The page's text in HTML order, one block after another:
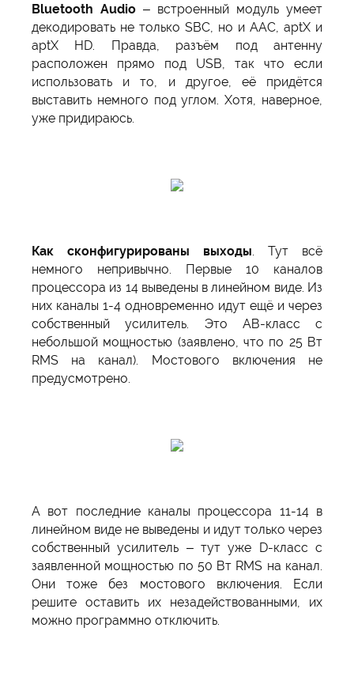
Bluetooth Audio – встроенный модуль умеет
декодировать не только SBC, но и AAC, aptX и
aptX HD. Правда, разъём под антенну
расположен прямо под USB, так что если
использовать и то, и другое, её придётся
выставить немного под углом. Хотя, наверное,
уже придираюсь.
Как сконфигурированы выходы . Тут всё
немного непривычно. Первые 10 каналов
процессора из 14 выведены в линейном виде. Из
них каналы 1-4 одновременно идут ещё и через
собственный усилитель. Это АВ-класс с
небольшой мощностью (заявлено, что по 25 Вт
RMS на канал). Мостового включения не
предусмотрено.
А вот последние каналы процессора 11-14 в
линейном виде не выведены и идут только через
собственный усилитель – тут уже D-класс с
заявленной мощностью по 50 Вт RMS на канал.
Они тоже без мостового включения. Если
решите оставить их незадействованными, их
можно программно отключить.